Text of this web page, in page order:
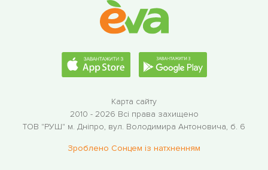
Карта сайту
2010 - 2026 Всі права захищено
ТОВ "РУШ" м. Дніпро, вул. Володимира Антоновича, б. 6
Зроблено Сонцем із натхненням